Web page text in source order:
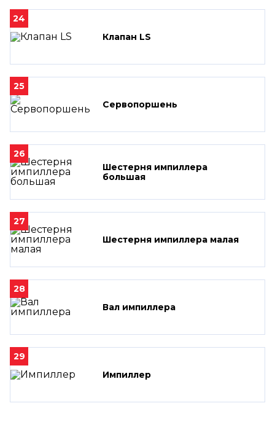
24
Клапан LS
25
Сервопоршень
26
Шестерня импиллера
большая
27
Шестерня импиллера малая
28
Вал импиллера
29
Импиллер